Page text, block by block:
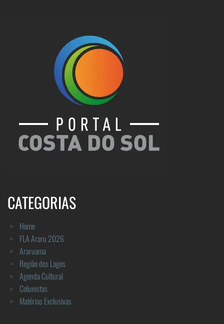
CATEGORIAS
Home
FLA Araru 2026
Araruama
Região dos Lagos
Agenda Cultural
Colunistas
Matérias Exclusivas